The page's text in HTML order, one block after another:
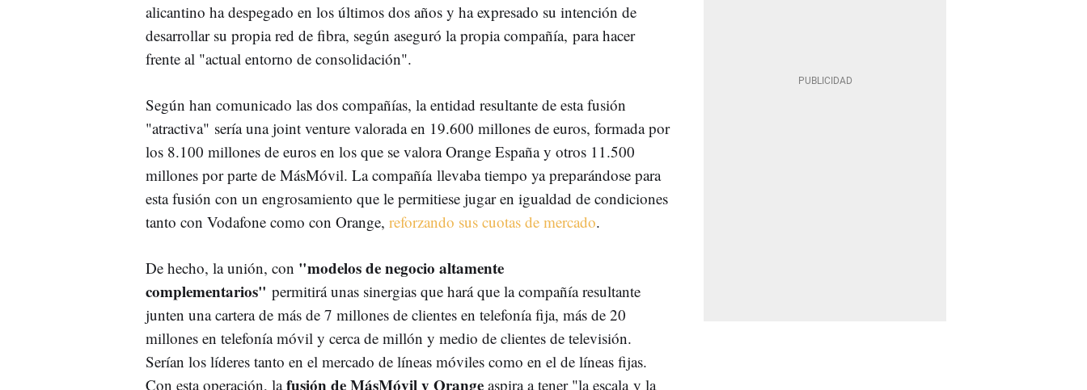
alicantino ha despegado en los últimos dos años y ha expresado su intención de
desarrollar su propia red de fibra, según aseguró la propia compañía, para hacer
frente al "actual entorno de consolidación".
Según han comunicado las dos compañías, la entidad resultante de esta fusión
"atractiva" sería una joint venture valorada en 19.600 millones de euros, formada por
los 8.100 millones de euros en los que se valora Orange España y otros 11.500
millones por parte de MásMóvil. La compañía llevaba tiempo ya preparándose para
esta fusión con un engrosamiento que le permitiese jugar en igualdad de condiciones
tanto con Vodafone como con Orange, reforzando sus cuotas de mercado.
De hecho, la unión, con "modelos de negocio altamente
complementarios" permitirá unas sinergias que hará que la compañía resultante
junten una cartera de más de 7 millones de clientes en telefonía fija, más de 20
millones en telefonía móvil y cerca de millón y medio de clientes de televisión.
Serían los líderes tanto en el mercado de líneas móviles como en el de líneas fijas.
Con esta operación, lafusión de MásMóvil y Orange aspira a tener "la escala y la